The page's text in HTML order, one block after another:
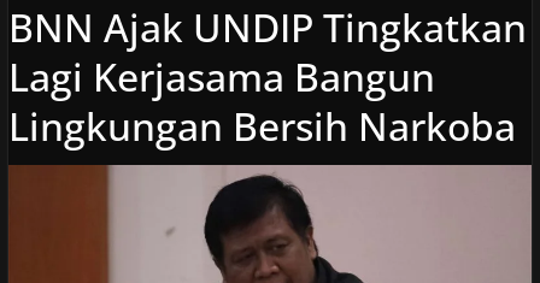
BNN Ajak UNDIP Tingkatkan
Lagi Kerjasama Bangun
Lingkungan Bersih Narkoba